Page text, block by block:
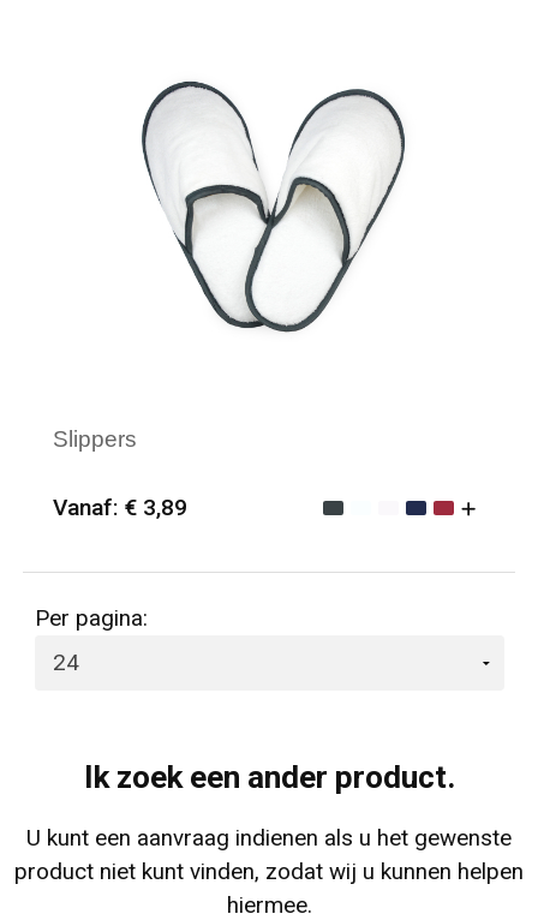
Slippers
Vanaf: € 3,89
Per pagina:
Ik zoek een ander product.
U kunt een aanvraag indienen als u het gewenste
product niet kunt vinden, zodat wij u kunnen helpen
hiermee.